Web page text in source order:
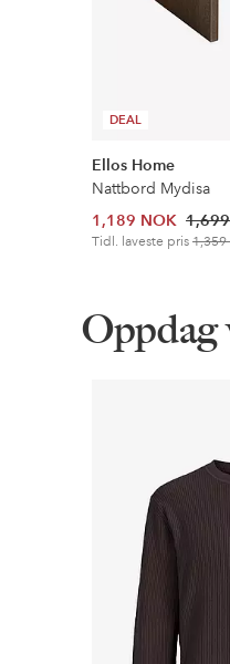
DEAL
Ellos Home
Nattbord Mydisa
1,189 NOK
Tidl. laveste pris1,359
Oppdag